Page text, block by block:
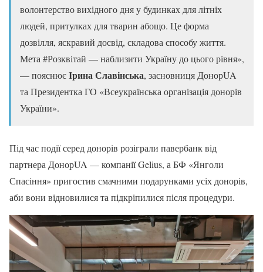
волонтерство вихідного дня у будинках для літніх
людей, притулках для тварин абощо. Це форма
дозвілля, яскравий досвід, складова способу життя.
Мета #Розквітай — наблизити Україну до цього рівня»,
— пояснюєІрина Славінська, засновниця ДонорUA
та Президентка ГО «Всеукраїнська організація донорів
України».
Під час події серед донорів розіграли павербанк від
партнера ДонорUA — компанії Gelius, а БФ «Янголи
Спасіння» пригостив смачними подарунками усіх донорів,
аби вони відновилися та підкріпилися після процедури.